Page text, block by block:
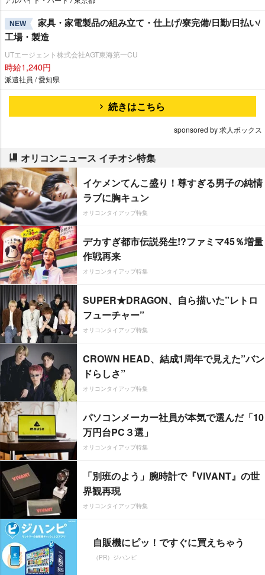
NEW
家具・家電製品の組み立て・仕上げ/寮完備/日勤/日払い/
工場・製造
UTエージェント株式会社AGT東海第一CU
時給1,240円
派遣社員 / 愛知県
続きはこちら
sponsored by 求人ボックス
オリコンニュース イチオシ特集
イケメンてんこ盛り！尊すぎる男子の純情
ラブに胸キュン
オリコンタイアップ特集
デカすぎ都市伝説発生!?ファミマ45％増量
作戦再来
オリコンタイアップ特集
SUPER★DRAGON、自ら描いた”レトロ
フューチャー”
オリコンタイアップ特集
CROWN HEAD、結成1周年で見えた”バン
ドらしさ”
オリコンタイアップ特集
パソコンメーカー社員が本気で選んだ「10
万円台PC３選」
オリコンタイアップ特集
「別班のよう」腕時計で『VIVANT』の世
界観再現
オリコンタイアップ特集
自販機にピッ！ですぐに買えちゃう
（PR）ジハンピ